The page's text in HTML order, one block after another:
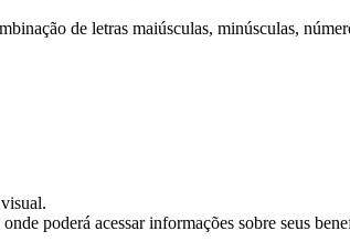
de letras maiúsculas, minúsculas,
poderá acessar informações sobre seus